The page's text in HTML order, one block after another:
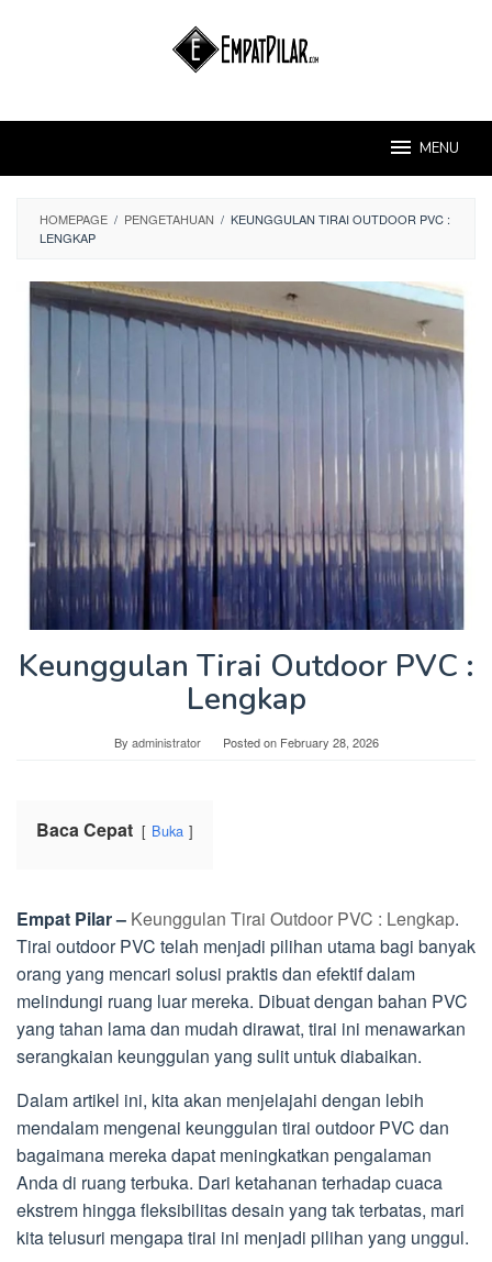
MENU
HOMEPAGE / PENGETAHUAN / KEUNGGULAN TIRAI OUTDOOR PVC :
LENGKAP
Keunggulan Tirai Outdoor PVC :
Lengkap
By administrator Posted on February 28, 2026
Baca Cepat Buka
Empat Pilar – Keunggulan Tirai Outdoor PVC : Lengkap.
Tirai outdoor PVC telah menjadi pilihan utama bagi banyak
orang yang mencari solusi praktis dan efektif dalam
melindungi ruang luar mereka. Dibuat dengan bahan PVC
yang tahan lama dan mudah dirawat, tirai ini menawarkan
serangkaian keunggulan yang sulit untuk diabaikan.
Dalam artikel ini, kita akan menjelajahi dengan lebih
mendalam mengenai keunggulan tirai outdoor PVC dan
bagaimana mereka dapat meningkatkan pengalaman
Anda di ruang terbuka. Dari ketahanan terhadap cuaca
ekstrem hingga fleksibilitas desain yang tak terbatas, mari
kita telusuri mengapa tirai ini menjadi pilihan yang unggul.